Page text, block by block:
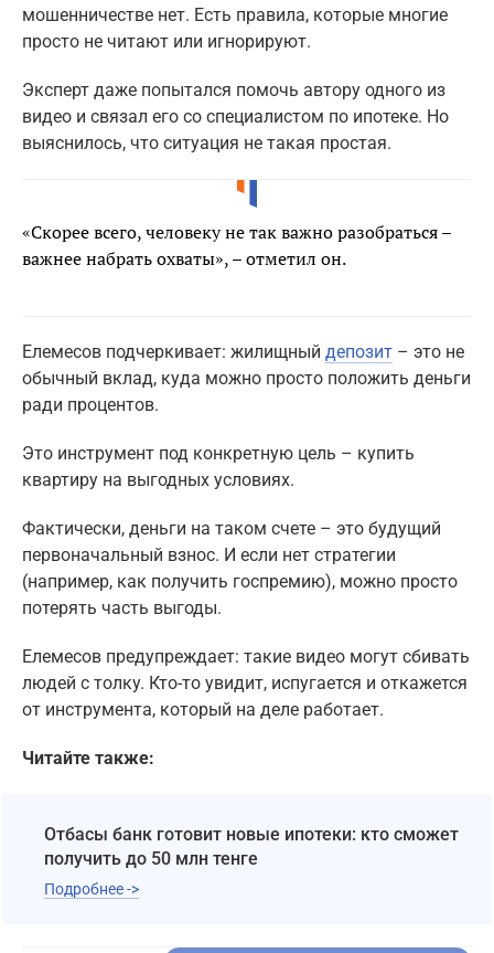
мошенничестве нет. Есть правила, которые многие
просто не читают или игнорируют.
Эксперт даже попытался помочь автору одного из
видео и связал его со специалистом по ипотеке. Но
выяснилось, что ситуация не такая простая.
«Скорее всего, человеку не так важно разобраться –
важнее набрать охваты», – отметил он.
Елемесов подчеркивает: жилищный депозит – это не
обычный вклад, куда можно просто положить деньги
ради процентов.
Это инструмент под конкретную цель – купить
квартиру на выгодных условиях.
Фактически, деньги на таком счете – это будущий
первоначальный взнос. И если нет стратегии
(например, как получить госпремию), можно просто
потерять часть выгоды.
Елемесов предупреждает: такие видео могут сбивать
людей с толку. Кто-то увидит, испугается и откажется
от инструмента, который на деле работает.
Читайте также:
Отбасы банк готовит новые ипотеки: кто сможет
получить до 50 млн тенге
Подробнее ->